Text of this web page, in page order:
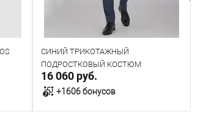
СИНИЙ ТРИКОТАЖНЫЙ
ПОДРОСТКОВЫЙ КОСТЮМ
SU26T104-R
16 060 руб.
+1606 бонусов